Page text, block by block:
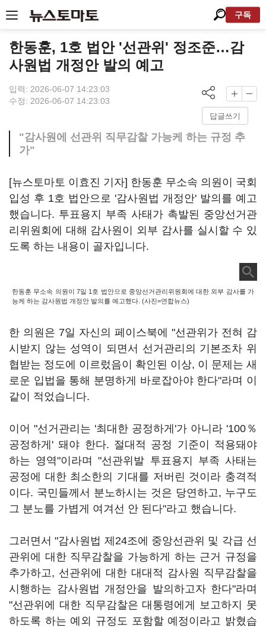
구독
한동훈, 1호 법안 '선관위' 정조준…감
사원법 개정안 발의 예고
입력: 2026-06-07 14:23:03
수정: 2026-06-07 14:23:03
답글쓰기
"감사원에 선관위 직무감찰 가능케 하는 규정 추
가"
[뉴스토마토 이효진 기자] 한동훈 무소속 의원이 국회
입성 후 1호 법안으로 '감사원법 개정안' 발의를 예고
했습니다. 투표용지 부족 사태가 촉발된 중앙선거관
리위원회에 대해 감사원이 외부 감사를 실시할 수 있
도록 하는 내용이 골자입니다.
한동훈 무소속 의원이 7일 1호 법안으로 중앙선거관리위원회에 대한 외부 감사를 가
능케 하는 감사원법 개정안 발의를 예고했다. (사진=연합뉴스)
한 의원은 7일 자신의 페이스북에 "선관위가 전혀 감
시받지 않는 성역이 되면서 선거관리의 기본조차 위
협받는 정도에 이르렀음이 확인된 이상, 이 문제는 새
로운 입법을 통해 분명하게 바로잡아야 한다"라며 이
같이 적었습니다.
이어 "선거관리는 '최대한 공정하게'가 아니라 '100％
공정하게' 돼야 한다. 절대적 공정 기준이 적용돼야
하는 영역"이라며 "선관위발 투표용지 부족 사태는
공정에 대한 최소한의 기대를 저버린 것이라 충격적
이다. 국민들께서 분노하시는 것은 당연하고, 누구도
그 분노를 가볍게 여겨선 안 된다"라고 했습니다.
그러면서 "감사원법 제24조에 중앙선관위 및 각급 선
관위에 대한 직무감찰을 가능하게 하는 근거 규정을
추가하고, 선관위에 대한 대대적 감사원 직무감찰을
시행하는 감사원법 개정안을 발의하고자 한다"라며
"선관위에 대한 직무감찰은 대통령에게 보고하지 못
하도록 하는 예외 규정도 포함할 예정이라고 밝혔습